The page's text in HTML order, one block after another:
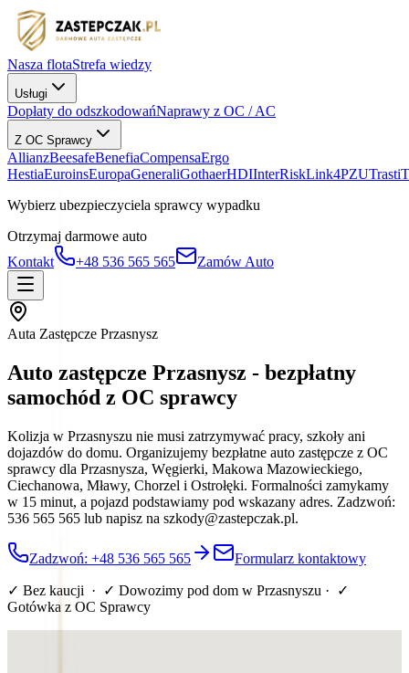
Nasza flotaStrefa wiedzy
Usługi
Dopłaty do odszkodowańNaprawy z OC / AC
Z OC Sprawcy
AllianzBeesafeBenefiaCompensaErgo
HestiaEuroinsEuropaGeneraliGothaerHDIInterRiskLink4PZUTrasti
Wybierz ubezpieczyciela sprawcy wypadku
Otrzymaj darmowe auto
Kontakt
+48 536 565 565 Zamów Auto
Auta Zastępcze Przasnysz
Auto zastępcze Przasnysz - bezpłatny
samochód z OC sprawcy
Kolizja w Przasnyszu nie musi zatrzymywać pracy, szkoły ani
dojazdów do domu. Organizujemy bezpłatne auto zastępcze z OC
sprawcy dla Przasnysza, Węgierki, Makowa Mazowieckiego,
Ciechanowa, Mławy, Chorzel i Ostrołęki. Formalności zamykamy
w 15 minut, a pojazd podstawiamy pod wskazany adres. Zadzwoń:
536 565 565 lub napisz na szkody@zastepczak.pl.
Zadzwoń: +48 536 565 565 Formularz kontaktowy
✓ Bez kaucji · ✓ Dowozimy pod dom w Przasnyszu · ✓
Gotówka z OC Sprawcy